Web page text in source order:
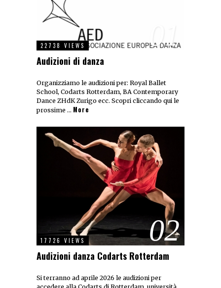
01
22738 VIEWS
Audizioni di danza
Organizziamo le audizioni per: Royal Ballet
School, Codarts Rotterdam, BA Contemporary
Dance ZHdK Zurigo ecc. Scopri cliccando qui le
prossime … More
02
17726 VIEWS
Audizioni danza Codarts Rotterdam
Si terranno ad aprile 2026 le audizioni per